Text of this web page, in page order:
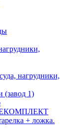
нагрудники,
(завод 1)
+ ложка.